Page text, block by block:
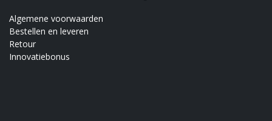
Algemene voorwaarden
Bestellen en leveren
Retour
Innovatiebonus